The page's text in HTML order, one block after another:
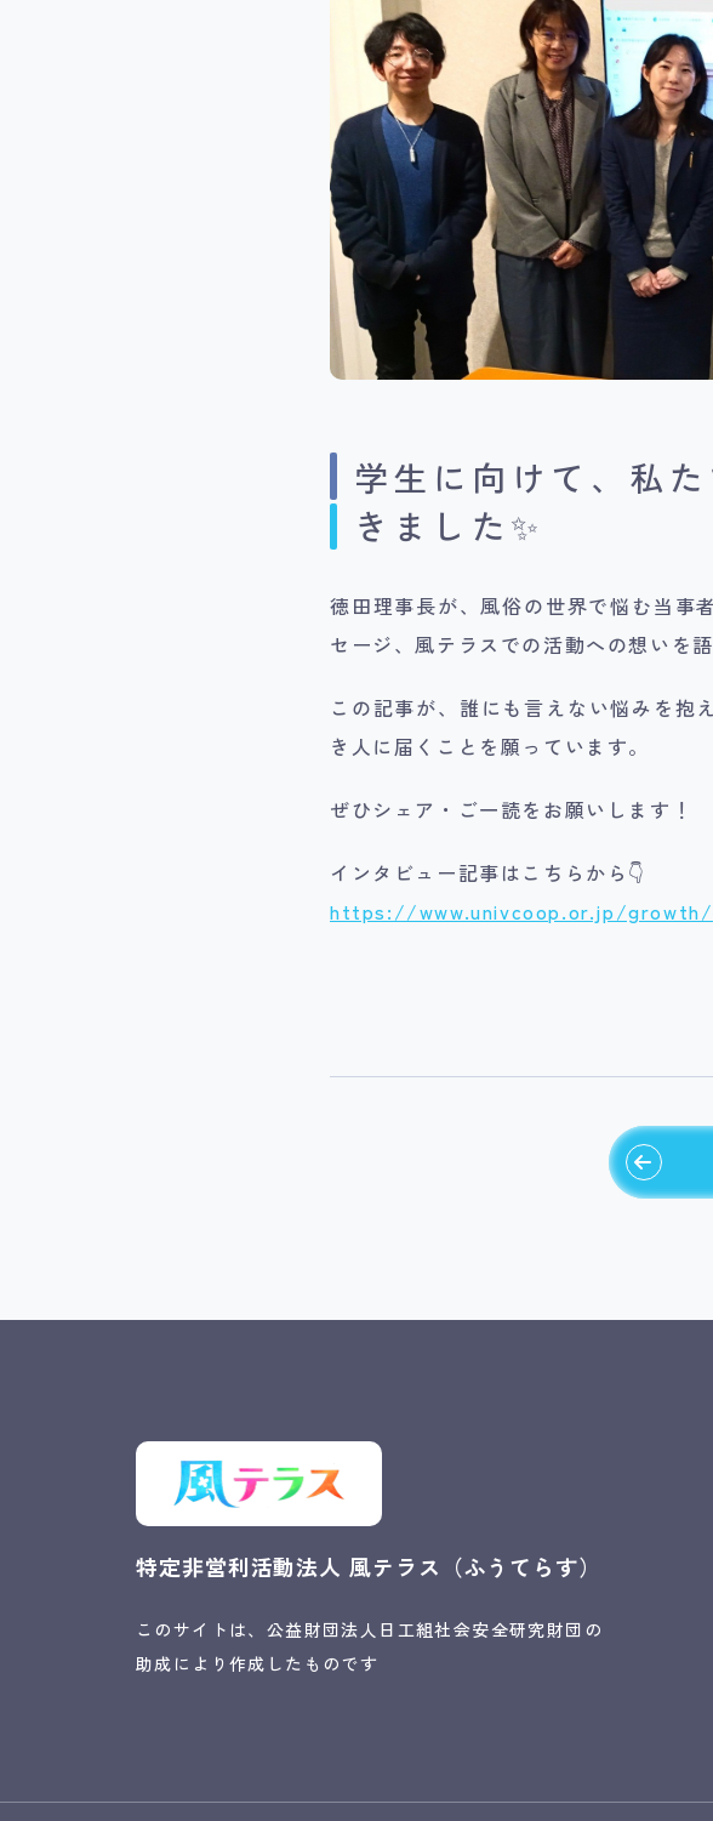
学生に向けて、私
きました✨️
徳田理事長が、風俗の世界で悩む当事
セージ、風テラスでの活動への想いを語
この記事が、​誰にも言えない悩みを抱
き人に届くことを願っています。
ぜひシェア・ご一読をお願いします！
インタビュー記事はこちらから👇️
https://www.univcoop.or.jp/growth/
特定非営利活動法人 風テラス（ふうてらす）
このサイトは、公益財団法人日工組社会安全研究財団の
助成により作成したものです